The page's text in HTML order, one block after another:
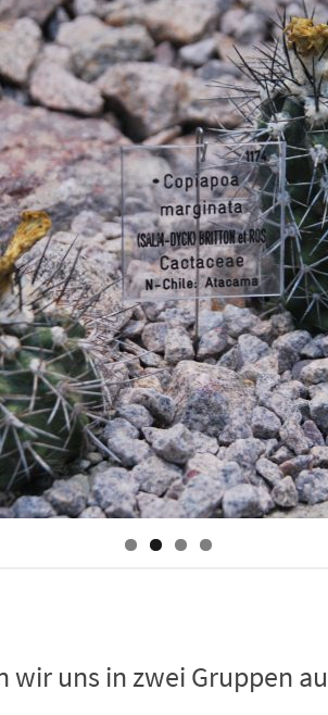
uns in zwei Gruppen